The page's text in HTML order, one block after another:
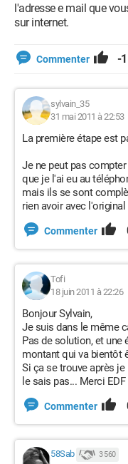
l'adresse e mail que
sur internet.
Commenter -1
sylvain_35
31 mai 2011 à 22:53
La première étape est
Je ne peut pas
que je l'ai eu au
mais ils se sont
rien avoir avec
Commenter
Tofi
18 juin 2011 à 22:26
Bonjour Sylvain,
Je suis dans le même
Pas de solution, et une
montant qui va bientôt
Si ça se trouve après
le sais pas... Merci EDF
Commenter
58Sab 3 560